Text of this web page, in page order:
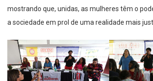
mostrando que, unidas, as mulheres têm o
a sociedade em prol de uma realidade mais